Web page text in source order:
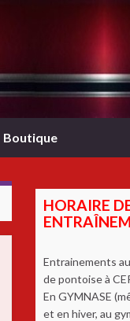
Boutique
HORAIRE
Entrainements
de pontoise à
En GYMNASE
et en hiver, au